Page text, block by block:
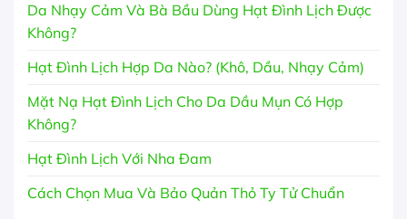
Da Nhạy Cảm Và Bà Bầu Dùng Hạt Đình Lịch Được
Không?
Hạt Đình Lịch Hợp Da Nào? (Khô, Dầu, Nhạy Cảm)
Mặt Nạ Hạt Đình Lịch Cho Da Dầu Mụn Có Hợp
Không?
Hạt Đình Lịch Với Nha Đam
Cách Chọn Mua Và Bảo Quản Thỏ Ty Tử Chuẩn